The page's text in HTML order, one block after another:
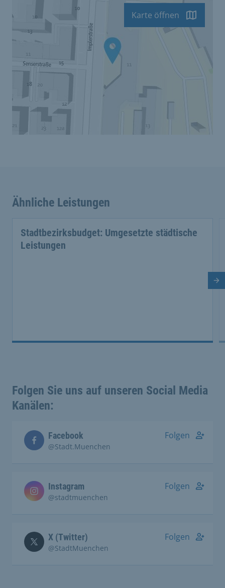
Karte öffnen
Ähnliche Leistungen
Stadtbezirksbudget: Umgesetzte städtische
Leistungen
Folgen Sie uns auf unseren Social Media
Kanälen:
Facebook
@Stadt.Muenchen
Folgen
Instagram
@stadtmuenchen
Folgen
X (Twitter)
@StadtMuenchen
Folgen